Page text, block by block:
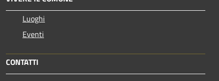
Luoghi
Eventi
CONTATTI